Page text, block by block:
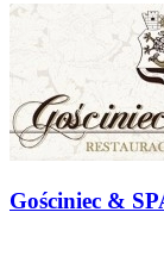
Gościniec &